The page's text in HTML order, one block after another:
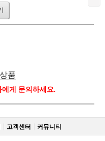
품
게 문의하세요.
고객센터 커뮤니티